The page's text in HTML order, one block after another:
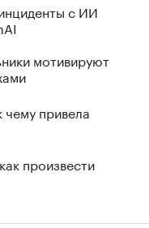
с ИИ
мотивируют
чему привела
произвести